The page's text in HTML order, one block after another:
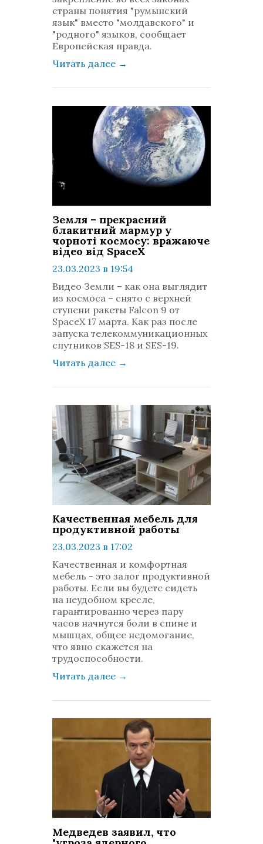
страны понятия "румынский
язык" вместо "молдавского" и
"родного" языков, сообщает
Европейская правда.
Читать далее →
Земля – прекрасний
блакитний мармур у
чорноті космосу: вражаюче
відео від SpaceX
23.03.2023 в 19:54
просмотров: 728
комментариев: 0
Видео Земли – как она выглядит
из космоса – снято с верхней
ступени ракеты Falcon 9 от
SpaceX 17 марта. Как раз после
запуска телекоммуникационных
спутников SES-18 и SES-19.
Читать далее →
Качественная мебель для
продуктивной работы
23.03.2023 в 17:02
комментариев: 0
Качественная и комфортная
мебель - это залог продуктивной
работы. Если вы будете сидеть
на неудобном кресле,
гарантированно через пару
часов начнутся боли в спине и
мышцах, общее недомогание,
что явно скажется на
трудоспособности.
Читать далее →
Медведев заявил, что